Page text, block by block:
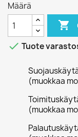
Määrä

 Tuote
(muokkaa
(muokkaa